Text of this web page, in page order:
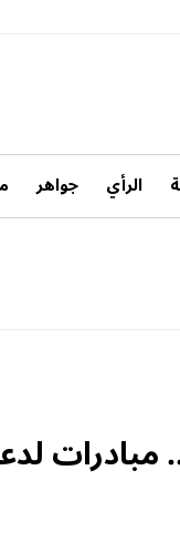
الرأي جواهر
مبادرات